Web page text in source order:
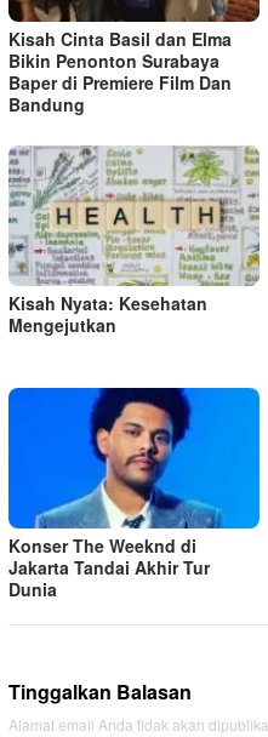
s
Kisah Cinta Basil dan Elma
Bikin Penonton Surabaya
Baper di Premiere Film Dan
Bandung
Kisah Nyata: Kesehatan
Mengejutkan
Konser The Weeknd di
Jakarta Tandai Akhir Tur
Dunia
Tinggalkan Balasan
Alamat email Anda tidak akan